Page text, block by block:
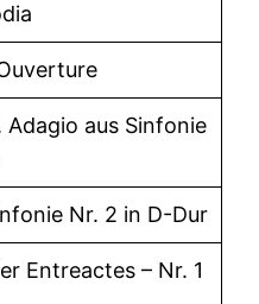
aus Sinfonie
Nr. 2 in D-Dur
Entreactes – Nr. 1